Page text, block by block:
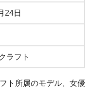
24日
ラフト
ト所属のモデル、女優